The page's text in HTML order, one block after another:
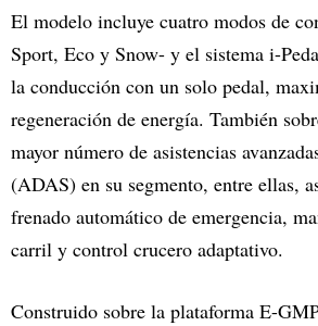
El modelo incluye cuatro modos de
Sport, Eco y Snow- y el sistema i-
la conducción con un solo pedal,
regeneración de energía. También
mayor número de asistencias
(ADAS) en su segmento, entre ellas,
frenado automático de emergencia,
carril y control crucero adaptativo.
Construido sobre la plataforma E-